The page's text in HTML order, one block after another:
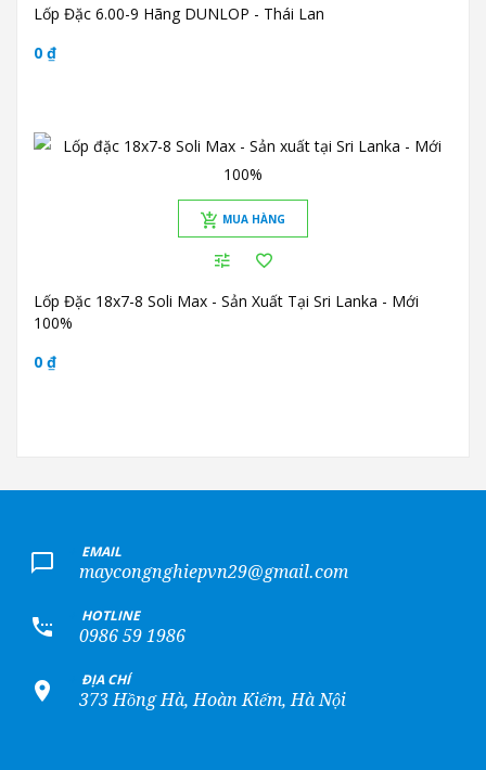
Lốp Đặc 6.00-9 Hãng DUNLOP - Thái Lan
0 ₫
MUA HÀNG
Lốp Đặc 18x7-8 Soli Max - Sản Xuất Tại Sri Lanka - Mới
100%
0 ₫
EMAIL
maycongnghiepvn29@gmail.com
HOTLINE
0986 59 1986
ĐỊA CHỈ
373 Hồng Hà, Hoàn Kiếm, Hà Nội